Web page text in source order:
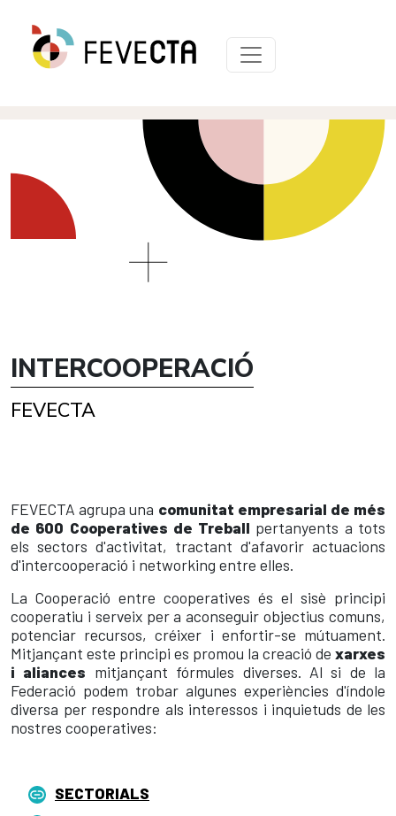
INTERCOOPERACIÓ
FEVECTA
FEVECTA agrupa una comunitat empresarial de més
de 600 Cooperatives de Treball pertanyents a tots
els sectors d'activitat, tractant d'afavorir actuacions
d'intercooperació i networking entre elles.
La Cooperació entre cooperatives és el sisè principi
cooperatiu i serveix per a aconseguir objectius comuns,
potenciar recursos, créixer i enfortir-se mútuament.
Mitjançant este principi es promou la creació de xarxes
i aliances mitjançant fórmules diverses. Al si de la
Federació podem trobar algunes experiències d'índole
diversa per respondre als interessos i inquietuds de les
nostres cooperatives:
SECTORIALS